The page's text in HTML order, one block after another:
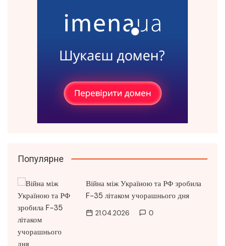
Популярне
Війна між Україною та РФ зробила
F-35 літаком учорашнього дня
21.04.2026 0